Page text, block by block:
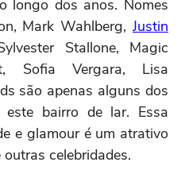
longo dos anos. Nomes
Mark Wahlberg, Justin
Stallone, Magic
Sofia Vergara, Lisa
são apenas alguns dos
este bairro de lar. Essa
e glamour é um atrativo
celebridades.